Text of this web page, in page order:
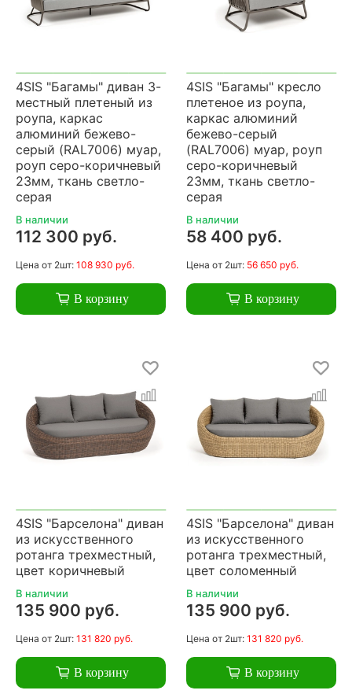
4SIS "Багамы" диван 3-
местный плетеный из
роупа, каркас
алюминий бежево-
серый (RAL7006) муар,
роуп серо-коричневый
23мм, ткань светло-
серая
В наличии
112 300 руб.
Цена от 2шт: 108 930 руб.
В корзину
4SIS "Багамы" кресло
плетеное из роупа,
каркас алюминий
бежево-серый
(RAL7006) муар, роуп
серо-коричневый
23мм, ткань светло-
серая
В наличии
58 400 руб.
Цена от 2шт: 56 650 руб.
В корзину
4SIS "Барселона" диван
из искусственного
ротанга трехместный,
цвет коричневый
В наличии
135 900 руб.
Цена от 2шт: 131 820 руб.
В корзину
4SIS "Барселона" диван
из искусственного
ротанга трехместный,
цвет соломенный
В наличии
135 900 руб.
Цена от 2шт: 131 820 руб.
В корзину